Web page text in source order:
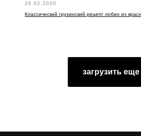
26.02.2020
Классический грузинский рецепт лобио из
загрузить еще